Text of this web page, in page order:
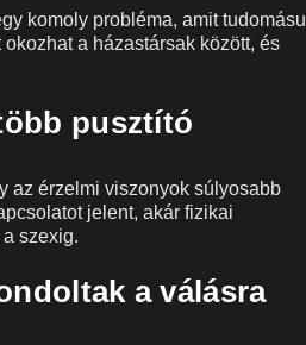
komoly probléma, amit tudomásul
a házastársak között, és
pusztító
az érzelmi viszonyok súlyosabb
jelent, akár fizikai
szexig.
a válásra